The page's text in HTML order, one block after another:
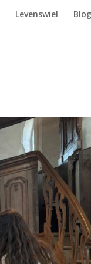
Levenswiel Blog